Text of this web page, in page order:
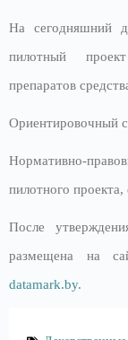
На сегодняшний
пилотный
препаратов
Ориентировочный
Нормативно-
пилотного
После
размещена на
datamark.by.